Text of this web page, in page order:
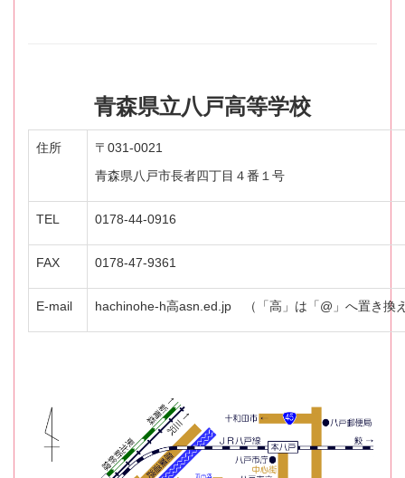
青森県立八戸高等学校
住所
〒031-0021
青森県八戸市長者四丁目４番１号
TEL 0178-44-0916
FAX 0178-47-9361
E-mail hachinohe-h高asn.ed.jp （「高」は「@」へ置き換